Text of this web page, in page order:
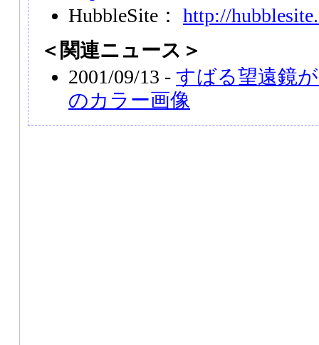
HubbleSite： http://
＜関連ニュース＞
2001/09/13 - すばる望遠鏡
のカラー画像